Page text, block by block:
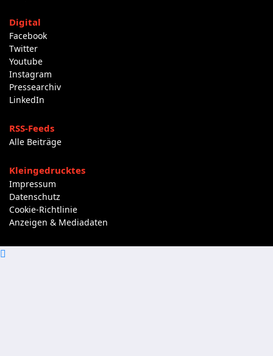
Digital
Facebook
Twitter
Youtube
Instagram
Pressearchiv
LinkedIn
RSS-Feeds
Alle Beiträge
Kleingedrucktes
Impressum
Datenschutz
Cookie-Richtlinie
Anzeigen & Mediadaten